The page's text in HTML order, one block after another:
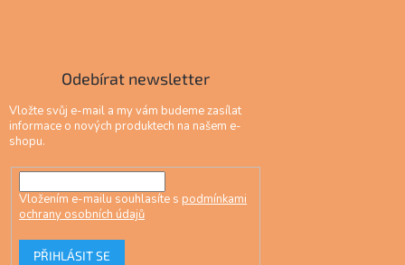
Odebírat newsletter
Vložte svůj e-mail a my vám budeme zasílat
informace o nových produktech na našem e-
shopu.
Vložením e-mailu souhlasíte s podmínkami
ochrany osobních údajů
PŘIHLÁSIT SE